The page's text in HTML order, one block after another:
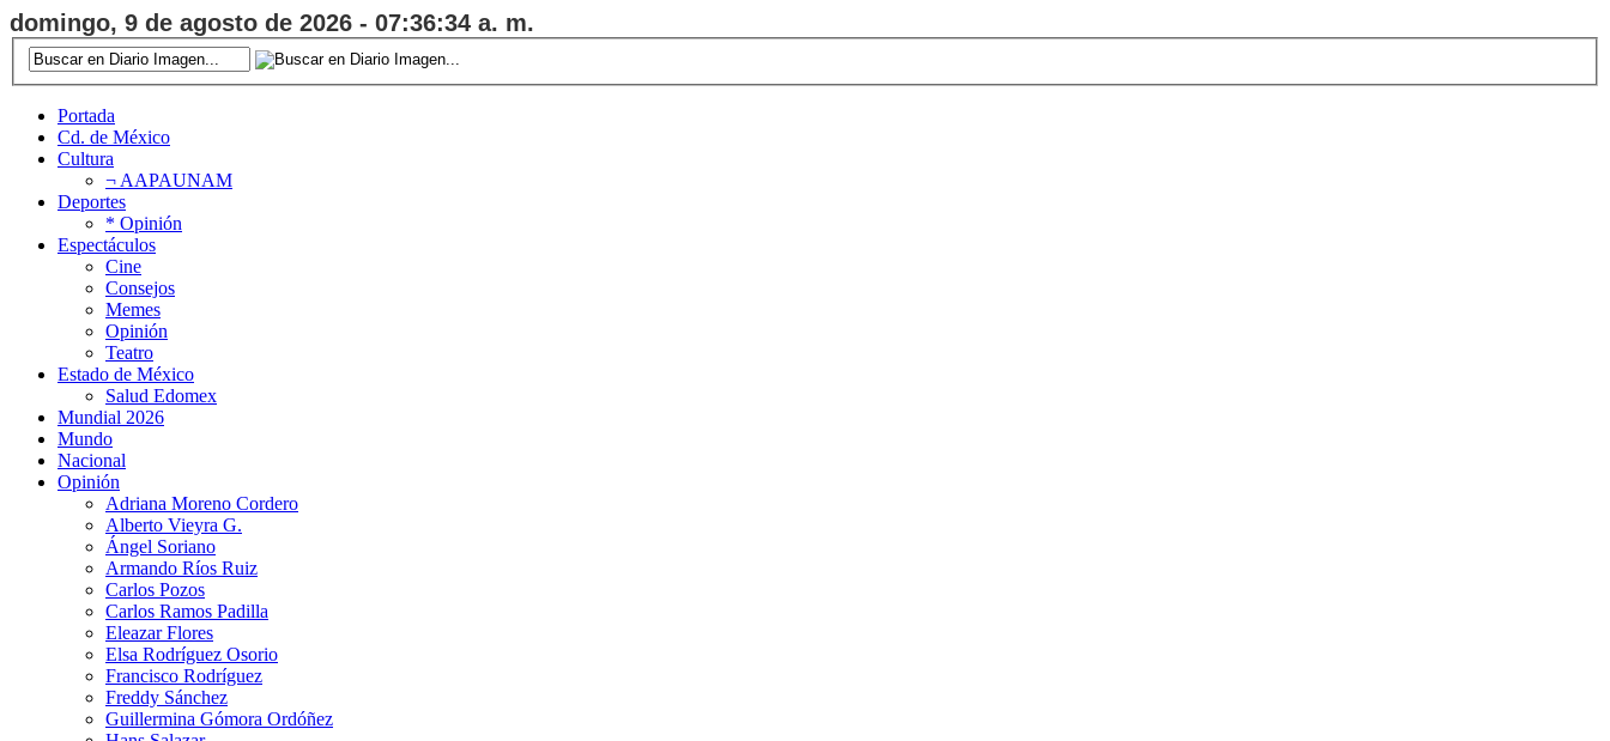
domingo, 9 de agosto de 2026 - 07:36:35 a. m.
Portada
Cd. de México
Cultura
¬ AAPAUNAM
Deportes
* Opinión
Espectáculos
Cine
Consejos
Memes
Opinión
Teatro
Estado de México
Salud Edomex
Mundial 2026
Mundo
Nacional
Opinión
Adriana Moreno Cordero
Alberto Vieyra G.
Ángel Soriano
Armando Ríos Ruiz
Carlos Pozos
Carlos Ramos Padilla
Eleazar Flores
Elsa Rodríguez Osorio
Francisco Rodríguez
Freddy Sánchez
Guillermina Gómora Ordóñez